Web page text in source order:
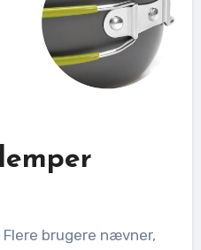
brugere nævner,